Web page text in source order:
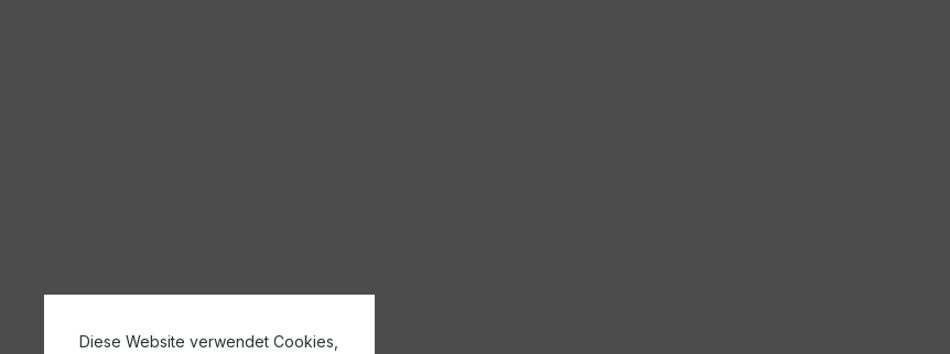
Diese Website verwendet Cookies,